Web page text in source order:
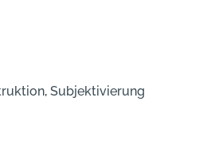
, Subjektivierung